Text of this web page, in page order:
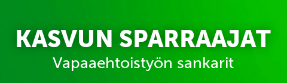
KASVUN SPARRAAJAT
Vapaaehtoistyön sankarit